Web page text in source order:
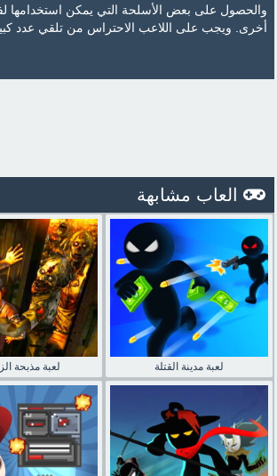
والحصول على بعض الأسلحة التي يمكن استخدامها
أخرى. ويجب على اللاعب الاحتراس من تلقي عدد
العاب مشابهة
لعبة مذبحة لعبة مدينة القتلة